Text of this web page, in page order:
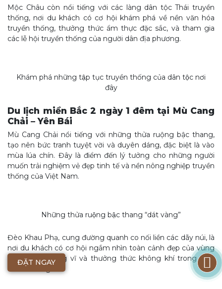
Mộc Châu còn nổi tiếng với các làng dân tộc Thái truyền
thống, nơi du khách có cơ hội khám phá về nền văn hóa
truyền thống, thưởng thức ẩm thực đặc sắc, và tham gia
các lễ hội truyền thống của người dân địa phương.
Khám phá những tập tục truyền thống của dân tộc nơi
đây
Du lịch miền Bắc 2 ngày 1 đêm tại Mù Cang
Chải – Yên Bái
Mù Cang Chải nổi tiếng với những thửa ruộng bậc thang,
tạo nên bức tranh tuyệt vời và duyên dáng, đặc biệt là vào
mùa lúa chín. Đây là điểm đến lý tưởng cho những người
muốn trải nghiệm vẻ đẹp tinh tế và nền nông nghiệp truyền
thống của Việt Nam.
Những thửa ruộng bậc thang “dát vàng”
Đèo Khau Phạ, cung đường quanh co nối liền các dãy núi, là
nơi du khách có cơ hội ngắm nhìn toàn cảnh đẹp của vùng
nông thôn hùng vĩ và thưởng thức không khí trong lành
của núi rừng.
ĐẶT NGAY